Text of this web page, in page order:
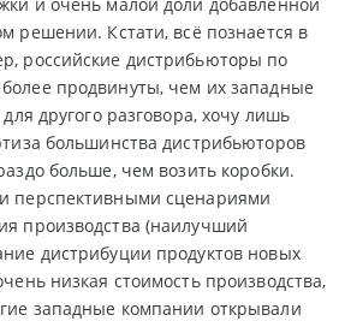
решении. Кстати, всё познается в
российские дистрибьюторы по
продвинуты, чем их западные
другого разговора, хочу лишь
большинства дистрибьюторов
больше, чем возить коробки.
перспективными сценариями
производства (наилучший
дистрибуции продуктов новых
низкая стоимость производства,
западные компании открывали